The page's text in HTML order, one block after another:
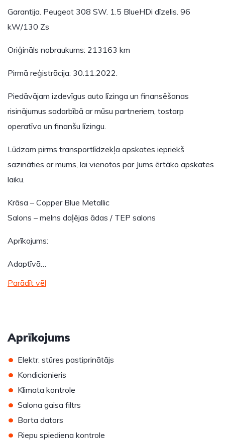
Garantija. Peugeot 308 SW. 1.5 BlueHDi dīzelis. 96
kW/130 Zs
Oriģināls nobraukums: 213163 km
Pirmā reģistrācija: 30.11.2022.
Piedāvājam izdevīgus auto līzinga un finansēšanas
risinājumus sadarbībā ar mūsu partneriem, tostarp
operatīvo un finanšu līzingu.
Lūdzam pirms transportlīdzekļa apskates iepriekš
sazināties ar mums, lai vienotos par Jums ērtāko apskates
laiku.
Krāsa – Copper Blue Metallic
Salons – melns daļējas ādas / TEP salons
Aprīkojums:
Adaptīvā…
Parādīt vēl
Aprīkojums
• Elektr. stūres pastiprinātājs
• Kondicionieris
• Klimata kontrole
• Salona gaisa filtrs
• Borta dators
• Riepu spiediena kontrole